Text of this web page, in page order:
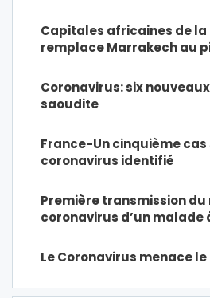
Capitales africaines de
remplace Marrakech au
Coronavirus: six
saoudite
France-Un cinquième
coronavirus identifié
Première transmission du
coronavirus d’un malade
Le Coronavirus menace le